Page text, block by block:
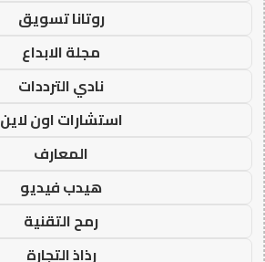
روتانا تسويق
مجلة الابداع
نادي الترددات
استشارات اون لاين
المعارف
هيدب فيديو
رمح التقنية
رذاذ التجارة